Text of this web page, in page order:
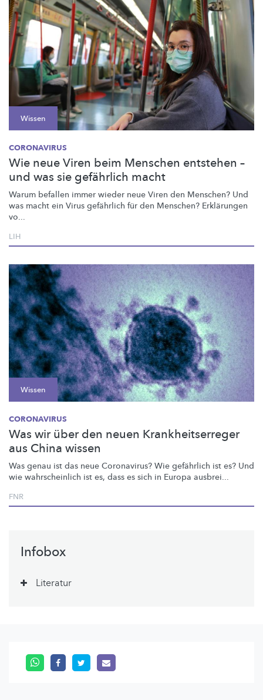
Wissen
CORONAVIRUS
Wie neue Viren beim Menschen entstehen –
und was sie gefährlich macht
Warum befallen immer wieder neue Viren den Menschen? Und
was macht ein Virus gefährlich für den Menschen? Erklärungen
vo...
LIH
Wissen
CORONAVIRUS
Was wir über den neuen Krankheitserreger
aus China wissen
Was genau ist das neue Coronavirus? Wie gefährlich ist es? Und
wie wahrscheinlich ist es, dass es sich in Europa ausbrei...
FNR
Infobox
Literatur